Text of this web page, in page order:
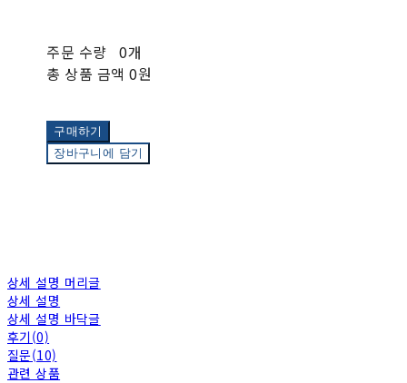
주문 수량 0개
총 상품 금액 0원
구매하기
장바구니에 담기
상세 설명 머리글
상세 설명
상세 설명 바닥글
후기(0)
질문(10)
관련 상품